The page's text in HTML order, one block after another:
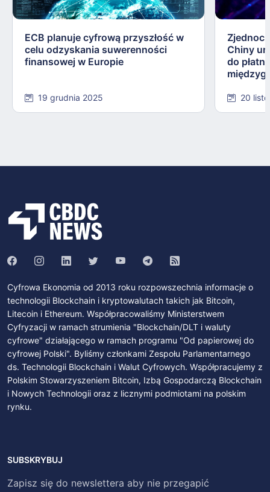
ECB planuje cyfrową przyszłość w
celu odzyskania suwerenności
finansowej w Europie
19 grudnia 2025
Chiny
do
20
Cyfrowa Ekonomia od 2013 roku rozpowszechnia informacje o
technologii Blockchain i kryptowalutach takich jak Bitcoin,
Litecoin i Ethereum. Współpracowaliśmy Ministerstwem
Cyfryzacji w ramach strumienia "Blockchain/DLT i waluty
cyfrowe" działającego w ramach programu "Od papierowej do
cyfrowej Polski". Byliśmy członkami Zespołu Parlamentarnego
ds. Technologii Blockchain i Walut Cyfrowych. Współpracujemy z
Polskim Stowarzyszeniem Bitcoin, Izbą Gospodarczą Blockchain
i Nowych Technologii oraz z licznymi podmiotami na polskim
rynku.
SUBSKRYBUJ
Zapisz się do newslettera aby nie przegapić